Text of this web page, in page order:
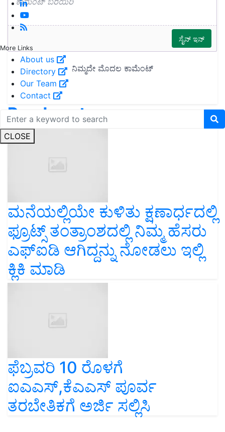
More Links
About us
Directory
Our Team
Contact
CLOSE
Read next
ಮನೆಯಲ್ಲಿಯೇ ಕುಳಿತು ಕ್ಷಣಾರ್ಧದಲ್ಲಿ
ಫ್ರೂಟ್ಸ್‌ ತಂತ್ರಾಂಶದಲ್ಲಿ ನಿಮ್ಮ ಹೆಸರು
ಎಫ್ಐಡಿ ಆಗಿದ್ದನ್ನು ನೋಡಲು ಇಲ್ಲಿ
ಕ್ಲಿಕಿ ಮಾಡಿ
ಫೆಬ್ರವರಿ 10 ರೊಳಗೆ
ಐಎಎಸ್,ಕೆಎಎಸ್ ಪೂರ್ವ
ತರಬೇತಿಕಗೆ ಅರ್ಜಿ ಸಲ್ಲಿಸಿ